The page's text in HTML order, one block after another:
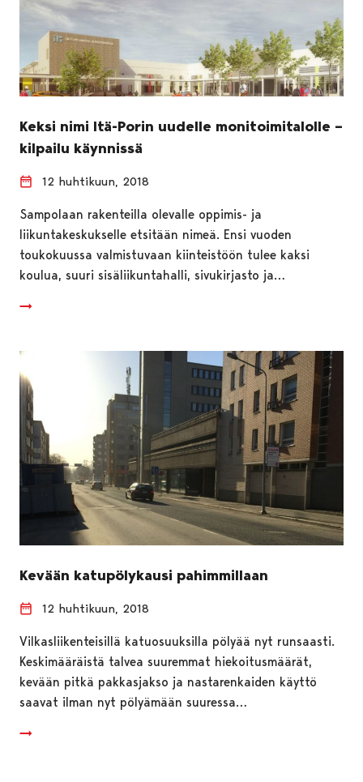
Keksi nimi Itä-Porin uudelle monitoimitalolle –
kilpailu käynnissä
12 huhtikuun, 2018
Sampolaan rakenteilla olevalle oppimis- ja
liikuntakeskukselle etsitään nimeä. Ensi vuoden
toukokuussa valmistuvaan kiinteistöön tulee kaksi
koulua, suuri sisäliikuntahalli, sivukirjasto ja…
Kevään katupölykausi pahimmillaan
12 huhtikuun, 2018
Vilkasliikenteisillä katuosuuksilla pölyää nyt runsaasti.
Keskimääräistä talvea suuremmat hiekoitusmäärät,
kevään pitkä pakkasjakso ja nastarenkaiden käyttö
saavat ilman nyt pölyämään suuressa…